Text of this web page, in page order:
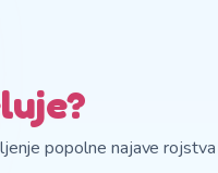
razkrila
popolne najave rojstva